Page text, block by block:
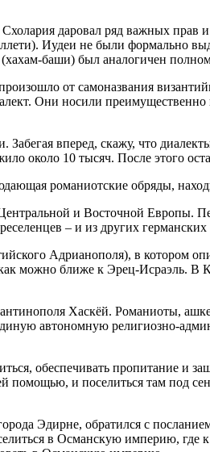
даровал ряд важных
Иудеи не были формально
баши) был аналогичен
от самоназвания
Они носили преимущественно
вперед, скажу, что
около 10 тысяч. После этого
романиотские обряды,
и Восточной Европы.
– и из других
Адрианополя), в котором
можно ближе к Эрец-Исраэль. В
Хаскёй. Романиоты,
автономную религиозно-
обеспечивать пропитание и
помощью, и поселиться там под
Эдирне, обратился с
в Османскую империю, где